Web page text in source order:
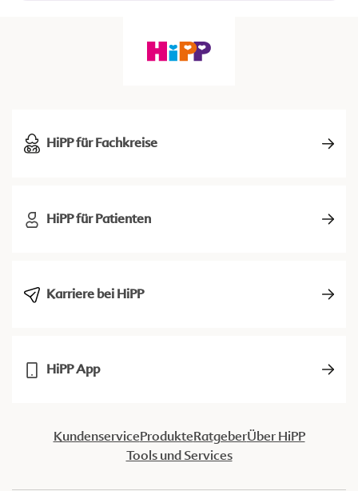
HiPP für Fachkreise
HiPP für Patienten
Karriere bei HiPP
HiPP App
KundenserviceProdukteRatgeberÜber HiPP
Tools und Services